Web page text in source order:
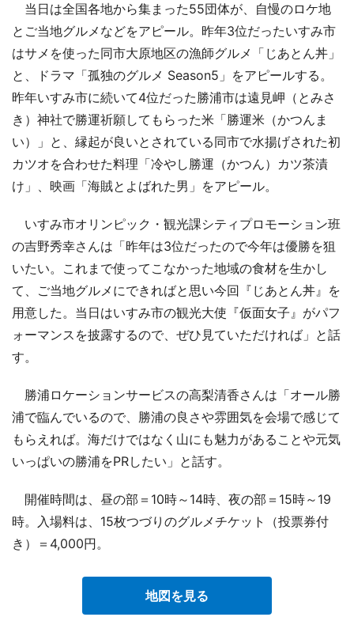
当日は全国各地から集まった55団体が、自慢のロケ地
とご当地グルメなどをアピール。昨年3位だったいすみ市
はサメを使った同市大原地区の漁師グルメ「じあとん丼」
と、ドラマ「孤独のグルメ Season5」をアピールする。
昨年いすみ市に続いて4位だった勝浦市は遠見岬（とみさ
き）神社で勝運祈願してもらった米「勝運米（かつんま
い）」と、縁起が良いとされている同市で水揚げされた初
カツオを合わせた料理「冷やし勝運（かつん）カツ茶漬
け」、映画「海賊とよばれた男」をアピール。
いすみ市オリンピック・観光課シティプロモーション班
の吉野秀幸さんは「昨年は3位だったので今年は優勝を狙
いたい。これまで使ってこなかった地域の食材を生かし
て、ご当地グルメにできればと思い今回『じあとん丼』を
用意した。当日はいすみ市の観光大使『仮面女子』がパフ
ォーマンスを披露するので、ぜひ見ていただければ」と話
す。
勝浦ロケーションサービスの高梨清香さんは「オール勝
浦で臨んでいるので、勝浦の良さや雰囲気を会場で感じて
もらえれば。海だけではなく山にも魅力があることや元気
いっぱいの勝浦をPRしたい」と話す。
開催時間は、昼の部＝10時～14時、夜の部＝15時～19
時。入場料は、15枚つづりのグルメチケット（投票券付
き）＝4,000円。
地図を見る